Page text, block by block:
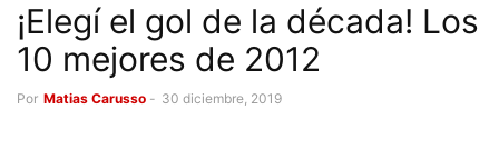
¡Elegí el gol de la década! Los
10 mejores de 2012
Por Matias Carusso - 30 diciembre, 2019